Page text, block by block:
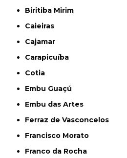
Biritiba Mirim
Caieiras
Cajamar
Carapicuíba
Cotia
Embu Guaçú
Embu das Artes
Ferraz de Vasconcelos
Francisco Morato
Franco da Rocha